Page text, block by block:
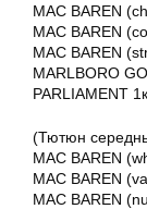
MAC BAREN
MAC BAREN
MAC BAREN
MARLBORO
PARLIAMENT
(Тютюн
MAC BAREN
MAC BAREN
MAC BAREN